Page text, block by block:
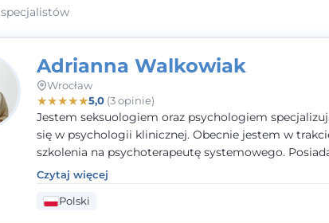
specjalistów
Adrianna Walkowiak
Wrocław
★★★★★5,0(3 opinie)
Jestem seksuologiem oraz psychologiem
się w psychologii klinicznej. Obecnie jestem w
szkolenia na psychoterapeutę systemowego.
status członka nadzwyczajnego Wielkopolskiego
TowarzystwaTerapii Systemowejoraz należę do
Towarzystwa Psychiatrycznego. W mojej pracy na
Czytaj więcej
Polski